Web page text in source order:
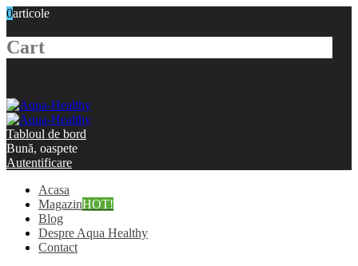
0articole
Cart
Tabloul de bord
Bună, oaspete
Autentificare
Acasa
MagazinHOT!
Blog
Despre Aqua Healthy
Contact